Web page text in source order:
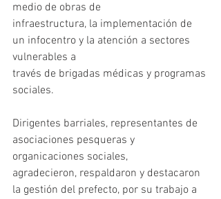
medio de obras de
infraestructura, la implementación de
un infocentro y la atención a sectores
vulnerables a
través de brigadas médicas y programas
sociales.
Dirigentes barriales, representantes de
asociaciones pesqueras y
organicaciones sociales,
agradecieron, respaldaron y destacaron
la gestión del prefecto, por su trabajo a